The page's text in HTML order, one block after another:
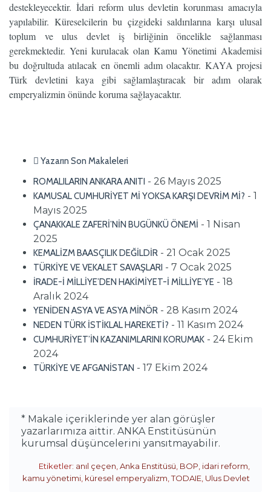
destekleyecektir. İdari reform ulus devletin korunması amacıyla
yapılabilir. Küreselcilerin bu çizgideki saldırılarına karşı ulusal
toplum ve ulus devlet iş birliğinin öncelikle sağlanması
gerekmektedir. Yeni kurulacak olan Kamu Yönetimi Akademisi
bu doğrultuda atılacak en önemli adım olacaktır. KAYA projesi
Türk devletini kaya gibi sağlamlaştıracak bir adım olarak
emperyalizmin önünde koruma sağlayacaktır.
Yazarın Son Makaleleri
ROMALILARIN ANKARA ANITI - 26 Mayıs 2025
KAMUSAL CUMHURİYET Mİ YOKSA KARŞI DEVRİM Mİ? - 1
Mayıs 2025
ÇANAKKALE ZAFERİ’NİN BUGÜNKÜ ÖNEMİ - 1 Nisan
2025
KEMALİZM BAASÇILIK DEĞİLDİR - 21 Ocak 2025
TÜRKİYE VE VEKALET SAVAŞLARI - 7 Ocak 2025
İRADE-İ MİLLİYE’DEN HAKİMİYET-İ MİLLİYE’YE - 18
Aralık 2024
YENİDEN ASYA VE ASYA MİNÖR - 28 Kasım 2024
NEDEN TÜRK İSTİKLAL HAREKETİ? - 11 Kasım 2024
CUMHURİYET’İN KAZANIMLARINI KORUMAK - 24 Ekim
2024
TÜRKİYE VE AFGANİSTAN - 17 Ekim 2024
* Makale içeriklerinde yer alan görüşler
yazarlarımıza aittir. ANKA Enstitüsünün
kurumsal düşüncelerini yansıtmayabilir.
Etiketler: anıl çeçen,Anka Enstitüsü, BOP, idari reform,
kamu yönetimi, küresel emperyalizm,TODAIE, Ulus Devlet